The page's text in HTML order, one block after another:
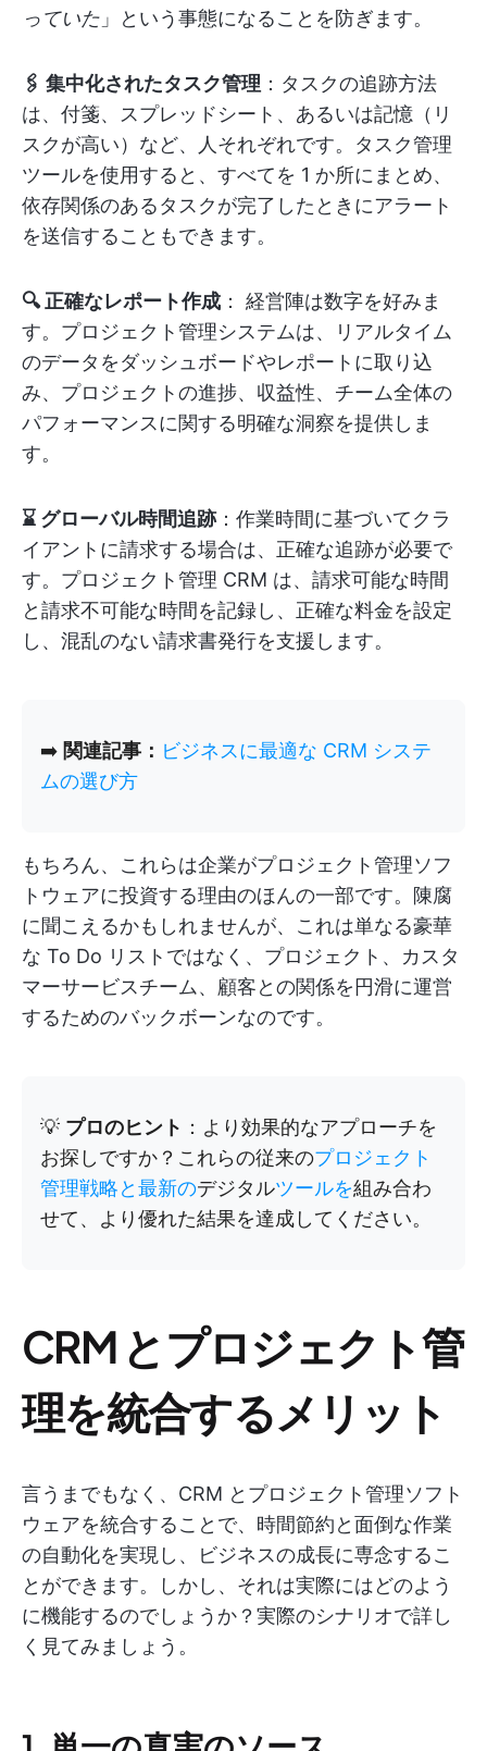
っていた 」という事態になることを防ぎます。
🖇️ 集中化されたタスク管理 ：タスクの追跡方法
は、付箋、スプレッドシート、あるいは記憶（リ
スクが高い）など、人それぞれです。タスク管理
ツールを使用すると、すべてを 1 か所にまとめ、
依存関係のあるタスクが完了したときにアラート
を送信することもできます。
🔍 正確なレポート作成 ： 経営陣は数字を好みま
す。プロジェクト管理システムは、リアルタイム
のデータをダッシュボードやレポートに取り込
み、プロジェクトの進捗、収益性、チーム全体の
パフォーマンスに関する明確な洞察を提供しま
す。
⌛ グローバル時間追跡：作業時間に基づいてクラ
イアントに請求する場合は、正確な追跡が必要で
す。プロジェクト管理 CRM は、請求可能な時間
と請求不可能な時間を記録し、正確な料金を設定
し、混乱のない請求書発行を支援します。
➡️ 関連記事： ビジネスに最適な CRM システ
ムの選び方
もちろん、これらは企業がプロジェクト管理ソフ
トウェアに投資する理由のほんの一部です。陳腐
に聞こえるかもしれませんが、これは単なる豪華
な To Do リストではなく、プロジェクト、カスタ
マーサービスチーム、顧客との関係を円滑に運営
するためのバックボーンなのです。
💡 プロのヒント ：より効果的なアプローチを
お探しですか？これらの従来のプロジェクト
管理戦略と最新のデジタルツールを組み合わ
せて、より優れた結果を達成してください。
CRM とプロジェクト管
理を統合するメリット
言うまでもなく、CRM とプロジェクト管理ソフト
ウェアを統合することで、時間節約と面倒な作業
の自動化を実現し、ビジネスの成長に専念するこ
とができます。しかし、それは実際にはどのよう
に機能するのでしょうか？実際のシナリオで詳し
く見てみましょう。